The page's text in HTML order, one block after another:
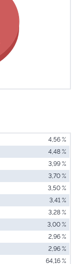
4,56 %
4,48 %
3,99 %
3,70 %
3,50 %
3,41 %
3,28 %
3,00 %
2,96 %
2,96 %
64,16 %